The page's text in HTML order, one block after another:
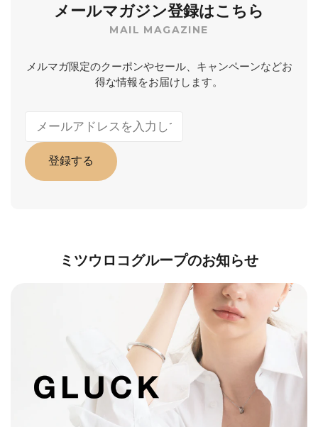
メールマガジン登録はこちら
MAIL MAGAZINE
メルマガ限定のクーポンやセール、キャンペーンなどお
得な情報をお届けします。
登録する
ミツウロコグループのお知らせ